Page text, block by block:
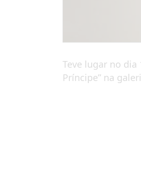
Teve lugar no
Príncipe” na